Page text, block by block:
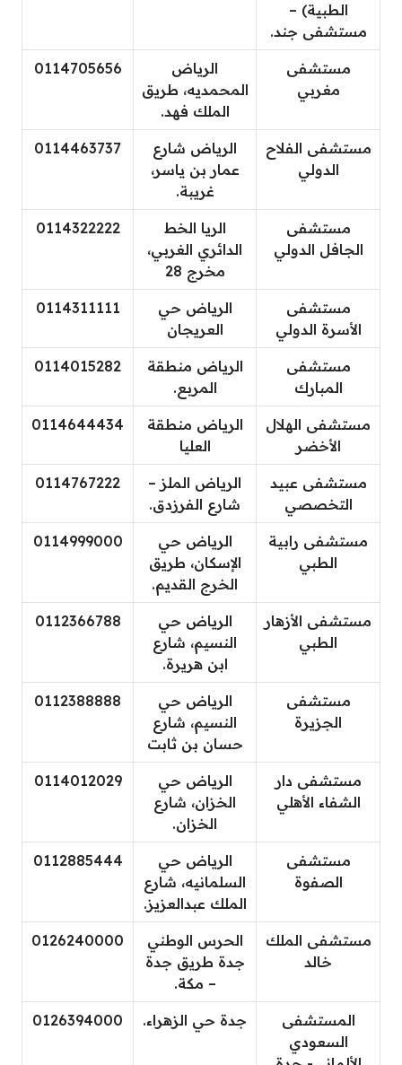
الطبية) –
مستشفى جند.
مستشفى
مغربي
الرياض
المحمديه، طريق
الملك فهد.
0114705656
مستشفى الفلاح
الدولي
الرياض شارع
عمار بن ياسر،
غريبة.
0114463737
مستشفى
الجافل الدولي
الريا الخط
الدائري الغربي،
مخرج 28
0114322222
مستشفى
الأسرة الدولي
الرياض حي
العريجان
0114311111
مستشفى
المبارك
الرياض منطقة
المربع.
0114015282
مستشفى الهلال
الأخضر
الرياض منطقة
العليا
0114644434
مستشفى عبيد
التخصصي
الرياض الملز –
شارع الفرزدق.
0114767222
مستشفى رابية
الطبي
الرياض حي
الإسكان، طريق
الخرج القديم.
0114999000
مستشفى الأزهار
الطبي
الرياض حي
النسيم، شارع
ابن هريرة.
0112366788
مستشفى
الجزيرة
الرياض حي
النسيم، شارع
حسان بن ثابت
0112388888
مستشفى دار
الشفاء الأهلي
الرياض حي
الخزان، شارع
الخزان.
0114012029
مستشفى
الصفوة
الرياض حي
السلمانيه، شارع
الملك عبدالعزيز.
0112885444
مستشفى الملك
خالد
الحرس الوطني
جدة طريق جدة
– مكة.
0126240000
المستشفى
السعودي
جدة حي الزهراء. 0126394000